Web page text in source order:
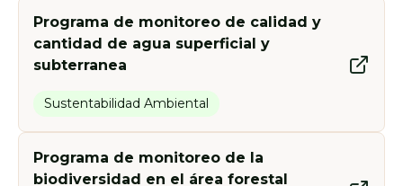
Programa de monitoreo de calidad y
cantidad de agua superficial y
subterranea
Sustentabilidad Ambiental
Programa de monitoreo de la
biodiversidad en el área forestal